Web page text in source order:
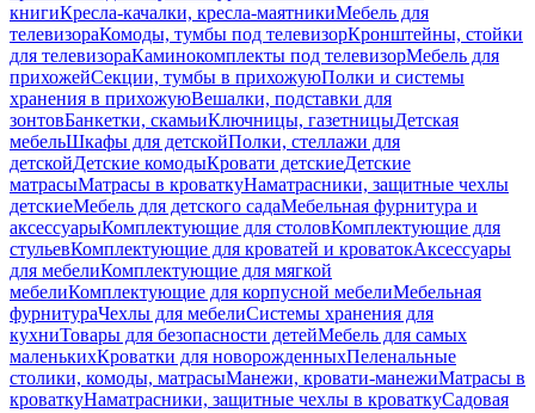
книгиКресла-качалки, кресла-маятникиМебель для
телевизораКомоды, тумбы под телевизорКронштейны, стойки
для телевизораКаминокомплекты под телевизорМебель для
прихожейСекции, тумбы в прихожуюПолки и системы
хранения в прихожуюВешалки, подставки для
зонтовБанкетки, скамьиКлючницы, газетницыДетская
мебельШкафы для детскойПолки, стеллажи для
детскойДетские комодыКровати детскиеДетские
матрасыМатрасы в кроваткуНаматрасники, защитные чехлы
детскиеМебель для детского садаМебельная фурнитура и
аксессуарыКомплектующие для столовКомплектующие для
стульевКомплектующие для кроватей и кроватокАксессуары
для мебелиКомплектующие для мягкой
мебелиКомплектующие для корпусной мебелиМебельная
фурнитураЧехлы для мебелиСистемы хранения для
кухниТовары для безопасности детейМебель для самых
маленькихКроватки для новорожденныхПеленальные
столики, комоды, матрасыМанежи, кровати-манежиМатрасы в
кроваткуНаматрасники, защитные чехлы в кроваткуСадовая